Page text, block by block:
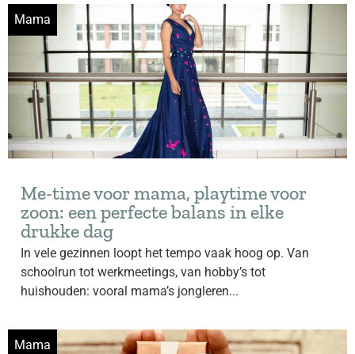
Mama
Me-time voor mama, playtime voor
zoon: een perfecte balans in elke
drukke dag
In vele gezinnen loopt het tempo vaak hoog op. Van
schoolrun tot werkmeetings, van hobby’s tot
huishouden: vooral mama’s jongleren...
Mama